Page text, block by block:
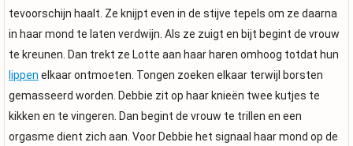
tevoorschijn haalt. Ze knijpt even in de stijve tepels om ze daarna
in haar mond te laten verdwijn. Als ze zuigt en bijt begint de vrouw
te kreunen. Dan trekt ze Lotte aan haar haren omhoog totdat hun
lippen elkaar ontmoeten. Tongen zoeken elkaar terwijl borsten
gemasseerd worden. Debbie zit op haar knieën twee kutjes te
kikken en te vingeren. Dan begint de vrouw te trillen en een
orgasme dient zich aan. Voor Debbie het signaal haar mond op de